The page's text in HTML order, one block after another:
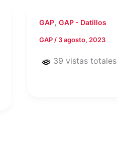
GAP, GAP - Datillos
GAP / 3 agosto, 2023
39 vistas totales